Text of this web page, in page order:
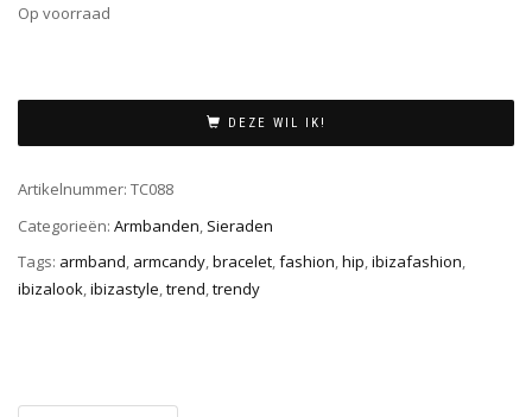
Op voorraad
DEZE WIL IK!
Artikelnummer: TC088
Categorieën: Armbanden, Sieraden
Tags: armband, armcandy,bracelet,fashion,hip,ibizafashion,
ibizalook,ibizastyle,trend,trendy